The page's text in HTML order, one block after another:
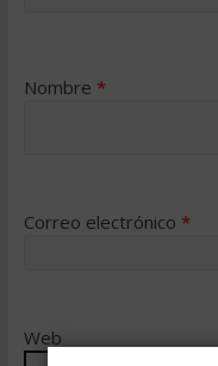
Nombre *
Correo electrónico *
Web